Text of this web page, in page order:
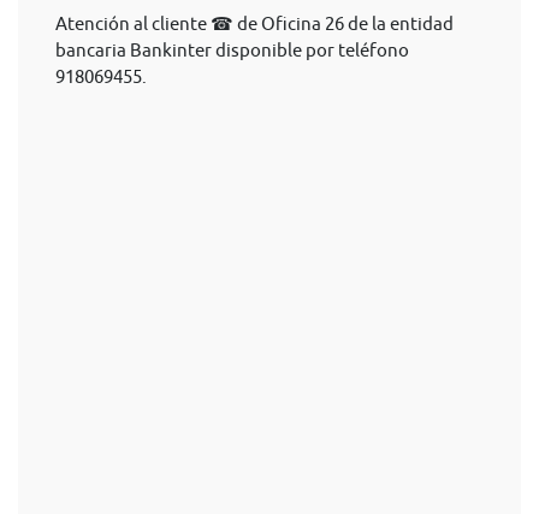
Atención al cliente ☎ de Oficina 26 de la entidad
bancaria Bankinter disponible por teléfono
918069455.